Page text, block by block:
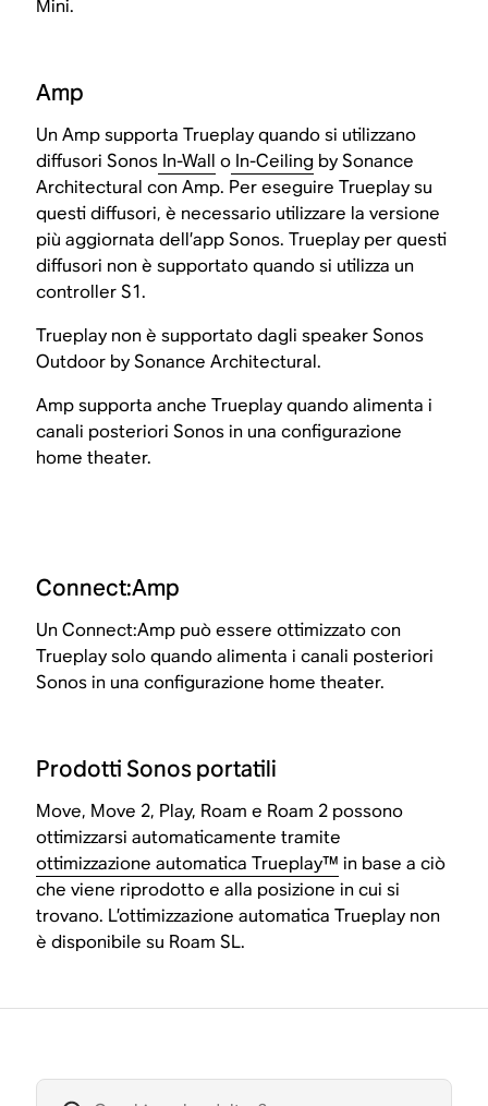
Mini.
Amp
Un Amp supporta Trueplay quando si utilizzano
diffusori Sonos In-Wall o In-Ceiling by Sonance
Architectural con Amp. Per eseguire Trueplay su
questi diffusori, è necessario utilizzare la versione
più aggiornata dell’app Sonos. Trueplay per questi
diffusori non è supportato quando si utilizza un
controller S1.
Trueplay non è supportato dagli speaker Sonos
Outdoor by Sonance Architectural.
Amp supporta anche Trueplay quando alimenta i
canali posteriori Sonos in una configurazione
home theater.
Connect:Amp
Un Connect:Amp può essere ottimizzato con
Trueplay solo quando alimenta i canali posteriori
Sonos in una configurazione home theater.
Prodotti Sonos portatili
Move, Move 2, Play, Roam e Roam 2 possono
ottimizzarsi automaticamente tramite
ottimizzazione automatica Trueplay™ in base a ciò
che viene riprodotto e alla posizione in cui si
trovano. L’ottimizzazione automatica Trueplay non
è disponibile su Roam SL.